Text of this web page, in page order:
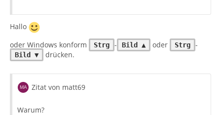
Hallo
oder Windows konform
Strg - Bild ▲ oder Strg -
Bild ▼ drücken.
Zitat von matt69
Warum?